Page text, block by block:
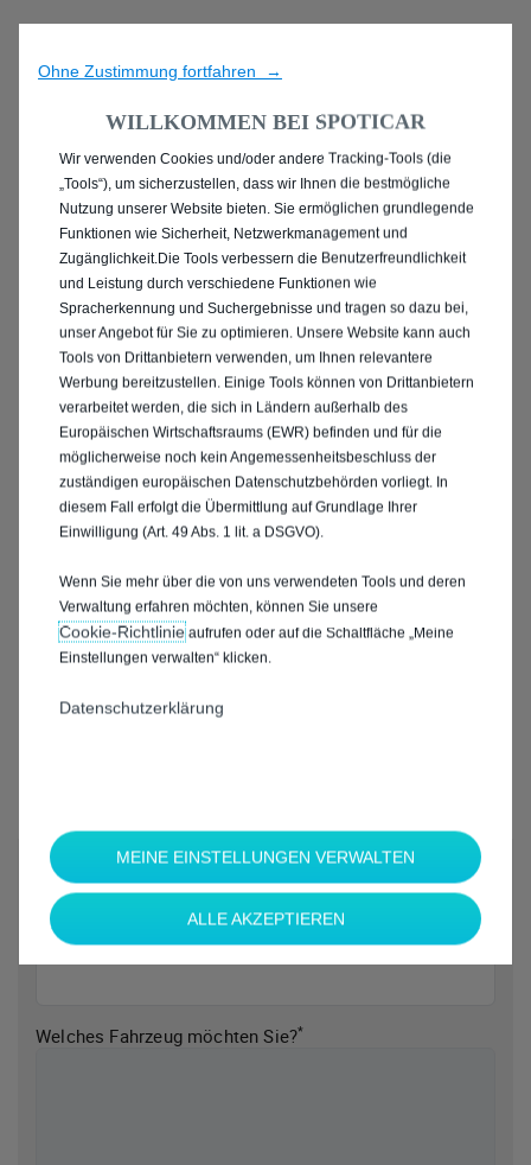
ENTDECKEN SIE
ANGEBOTE IN IHRER
NÄHE
Welche Marke möchten Sie?*
Welches Fahrzeug möchten Sie?*
Ohne Zustimmung fortfahren →
WILLKOMMEN BEI SPOTICAR
Wir verwenden Cookies und/oder andere Tracking-Tools (die
„Tools“), um sicherzustellen, dass wir Ihnen die bestmögliche
Nutzung unserer Website bieten. Sie ermöglichen grundlegende
Funktionen wie Sicherheit, Netzwerkmanagement und
Zugänglichkeit.Die Tools verbessern die Benutzerfreundlichkeit
und Leistung durch verschiedene Funktionen wie
Spracherkennung und Suchergebnisse und tragen so dazu bei,
unser Angebot für Sie zu optimieren. Unsere Website kann auch
Tools von Drittanbietern verwenden, um Ihnen relevantere
Werbung bereitzustellen. Einige Tools können von Drittanbietern
verarbeitet werden, die sich in Ländern außerhalb des
Europäischen Wirtschaftsraums (EWR) befinden und für die
möglicherweise noch kein Angemessenheitsbeschluss der
zuständigen europäischen Datenschutzbehörden vorliegt. In
diesem Fall erfolgt die Übermittlung auf Grundlage Ihrer
Einwilligung (Art. 49 Abs. 1 lit. a DSGVO).
Wenn Sie mehr über die von uns verwendeten Tools und deren
Verwaltung erfahren möchten, können Sie unsere
Cookie‑Richtlinieaufrufen oder auf die Schaltfläche „Meine
Einstellungen verwalten“ klicken.
Datenschutzerklärung
MEINE EINSTELLUNGEN VERWALTEN
ALLE AKZEPTIEREN